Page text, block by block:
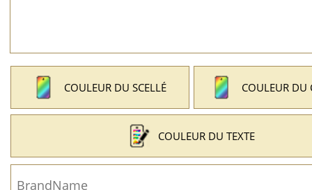
COULEUR DU SCELLÉ COULEUR DU
COULEUR DU TEXTE